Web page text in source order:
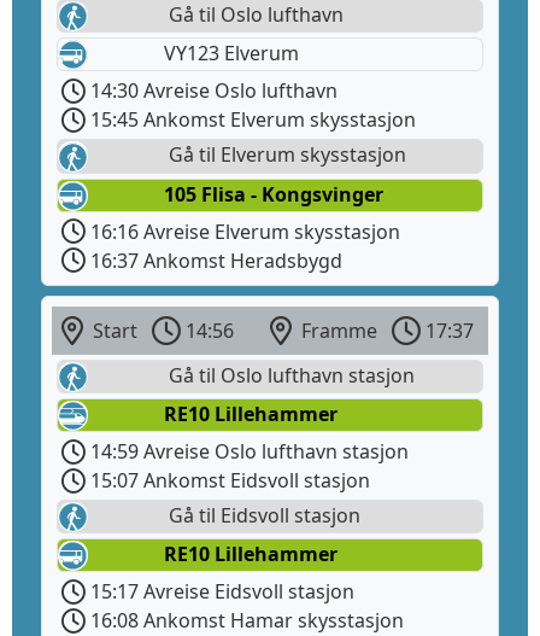
Gå til Oslo lufthavn
VY123 Elverum
14:30 Avreise Oslo lufthavn
15:45 Ankomst Elverum skysstasjon
Gå til Elverum skysstasjon
105 Flisa - Kongsvinger
16:16 Avreise Elverum skysstasjon
16:37 Ankomst Heradsbygd
Start 14:56 Framme
17:37
Gå til Oslo lufthavn stasjon
RE10 Lillehammer
14:59 Avreise Oslo lufthavn stasjon
15:07 Ankomst Eidsvoll stasjon
Gå til Eidsvoll stasjon
RE10 Lillehammer
15:17 Avreise Eidsvoll stasjon
16:08 Ankomst Hamar skysstasjon